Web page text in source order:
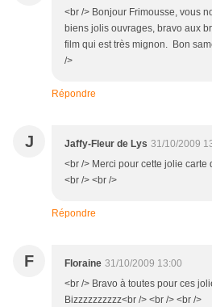
<br /> Bonjour Frimousse, vous
biens jolis ouvrages, bravo aux
film qui est très mignon. Bon
/>
Répondre
J Jaffy-Fleur de Lys 31/10/2009
<br /> Merci pour cette jolie
<br /> <br />
Répondre
F Floraine 31/10/2009 13:00
<br /> Bravo à toutes pour ces
Bizzzzzzzzzz<br /> <br /> <br />